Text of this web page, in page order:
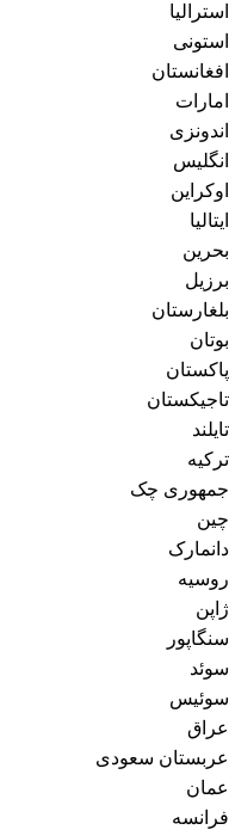
استرالیا
استونی
افغانستان
امارات
اندونزی
انگلیس
اوکراین
ایتالیا
بحرین
برزیل
بلغارستان
بوتان
پاکستان
تاجیکستان
تایلند
ترکیه
جمهوری چک
چین
دانمارک
روسیه
ژاپن
سنگاپور
سوئد
سوئیس
عراق
عربستان سعودی
عمان
فرانسه